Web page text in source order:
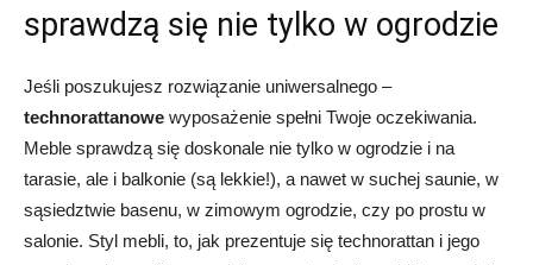
sprawdzą się nie tylko w ogrodzie
Jeśli poszukujesz rozwiązanie uniwersalnego –
technorattanowe wyposażenie spełni Twoje oczekiwania.
Meble sprawdzą się doskonale nie tylko w ogrodzie i na
tarasie, ale i balkonie (są lekkie!), a nawet w suchej saunie, w
sąsiedztwie basenu, w zimowym ogrodzie, czy po prostu w
salonie. Styl mebli, to, jak prezentuje się technorattan i jego